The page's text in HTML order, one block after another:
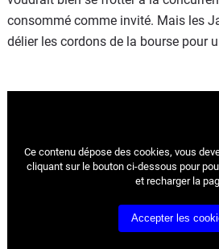
consommé comme invité. Mais les
délier les cordons de la bourse pour
Ce contenu dépose des cookies, vous
cliquant sur le bouton ci-dessous pour
et recharger la
Accepter les